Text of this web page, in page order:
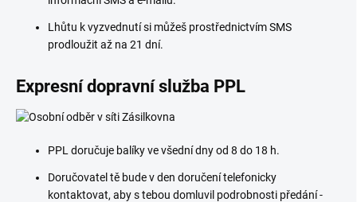
Lhůtu k vyzvednutí si můžeš prostřednictvím SMS
prodloužit až na 21 dní.
Expresní dopravní služba PPL
PPL doručuje balíky ve všední dny od 8 do 18 h.
Doručovatel tě bude v den doručení telefonicky
kontaktovat, aby s tebou domluvil podrobnosti předání -